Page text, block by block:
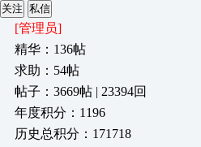
关注 私信
[管理员]
精华：136帖
求助：54帖
帖子：3669帖 | 23394回
年度积分：1196
历史总积分：171718